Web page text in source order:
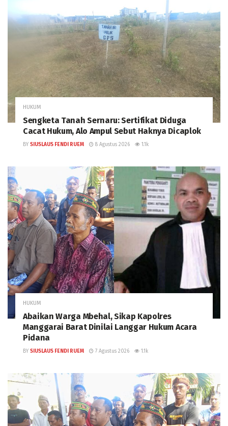
HUKUM
Sengketa Tanah Sernaru: Sertifikat Diduga
Cacat Hukum, Alo Ampul Sebut Haknya Dicaplok
BY SIUSLAUS FENDI RUEM 8 Agustus 2026 1.1k
HUKUM
Abaikan Warga Mbehal, Sikap Kapolres
Manggarai Barat Dinilai Langgar Hukum Acara
Pidana
BY SIUSLAUS FENDI RUEM 7 Agustus 2026 1.1k